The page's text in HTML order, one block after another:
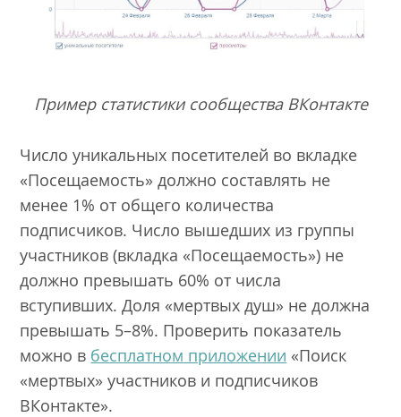
Пример статистики сообщества ВКонтакте
Число уникальных посетителей во вкладке
«Посещаемость» должно составлять не
менее 1% от общего количества
подписчиков. Число вышедших из группы
участников (вкладка «Посещаемость») не
должно превышать 60% от числа
вступивших. Доля «мертвых душ» не должна
превышать 5–8%. Проверить показатель
можно в бесплатном приложении «Поиск
«мертвых» участников и подписчиков
ВКонтакте».